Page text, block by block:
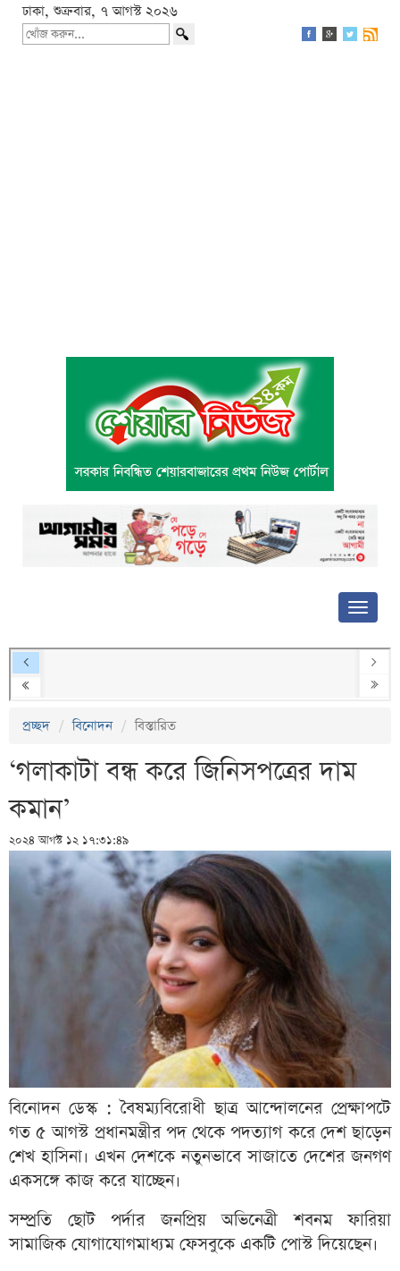
ঢাকা, শুক্রবার, ৭ আগস্ট ২০২৬
প্রচ্ছদ বিনোদন বিস্তারিত
‘গলাকাটা বন্ধ করে জিনিসপত্রের দাম
কমান’
২০২৪ আগস্ট ১২ ১৭:৩১:৪৯
বিনোদন ডেস্ক : বৈষম্যবিরোধী ছাত্র আন্দোলনের প্রেক্ষাপটে
গত ৫ আগস্ট প্রধানমন্ত্রীর পদ থেকে পদত্যাগ করে দেশ ছাড়েন
শেখ হাসিনা। এখন দেশকে নতুনভাবে সাজাতে দেশের জনগণ
একসঙ্গে কাজ করে যাচ্ছেন।
সম্প্রতি ছোট পর্দার জনপ্রিয় অভিনেত্রী শবনম ফারিয়া
সামাজিক যোগাযোগমাধ্যম ফেসবুকে একটি পোস্ট দিয়েছেন।